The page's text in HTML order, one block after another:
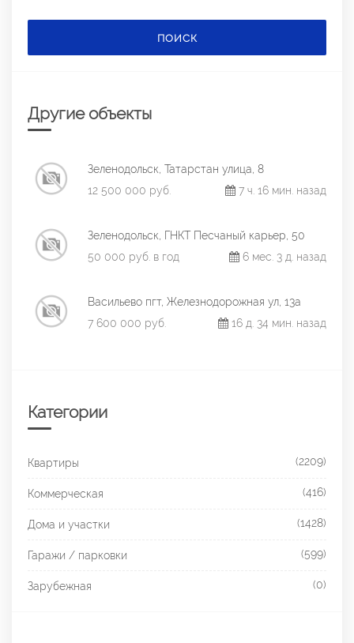
ПОИСК
Другие объекты
Зеленодольск, Татарстан улица, 8
12 500 000 руб.
7 ч. 16 мин. назад
Зеленодольск, ГНКТ Песчаный карьер, 50
50 000 руб. в год
6 мес. 3 д. назад
Васильево пгт, Железнодорожная ул, 13а
7 600 000 руб.
16 д. 34 мин. назад
Категории
Квартиры (2209)
Коммерческая (416)
Дома и участки (1428)
Гаражи / парковки (599)
Зарубежная (0)